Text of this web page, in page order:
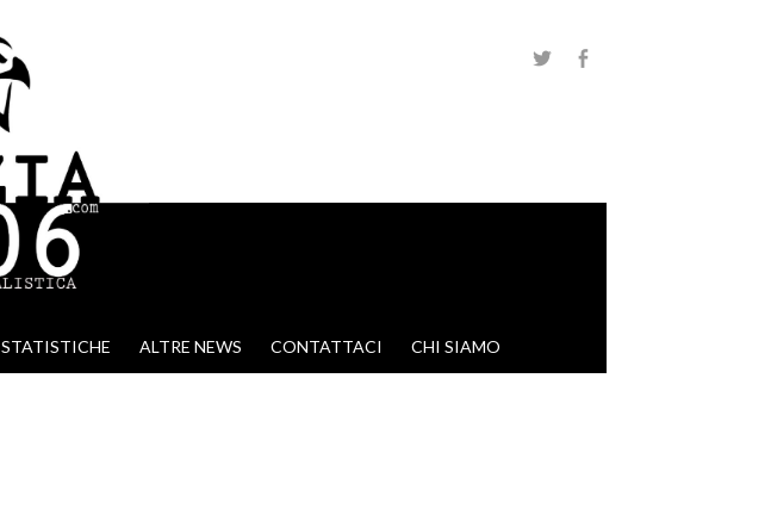
STATISTICHE ALTRE NEWS CONTATTACI CHI SIAMO